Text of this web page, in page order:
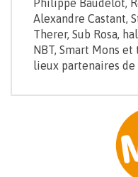
Philippe Baudelot,
Alexandre Castant,
Therer, Sub Rosa,
NBT, Smart Mons
lieux partenaires de